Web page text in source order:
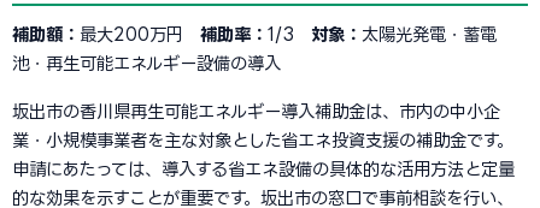
補助額： 最大200万円 補助率： 1/3 対象： 太陽光発電・蓄電
池・再生可能エネルギー設備の導入
坂出市の香川県再生可能エネルギー導入補助金は、市内の中小企
業・小規模事業者を主な対象とした省エネ投資支援の補助金です。
申請にあたっては、導入する省エネ設備の具体的な活用方法と定量
的な効果を示すことが重要です。坂出市の窓口で事前相談を行い、